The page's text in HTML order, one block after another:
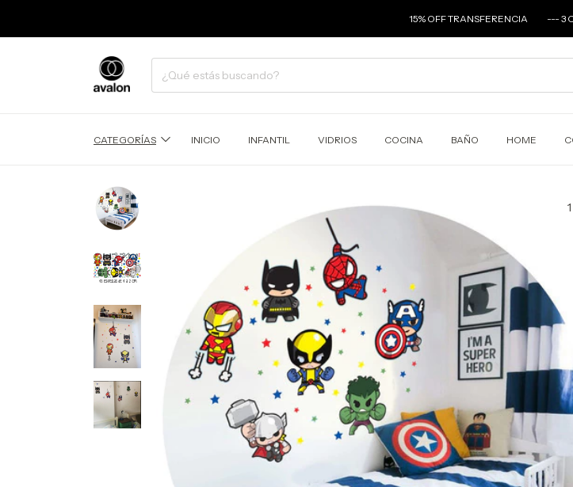
15% OFF TRANSFERENCIA --- 3 CUOTAS SIN
CATEGORÍAS INICIO INFANTIL VIDRIOS COCINA BAÑO HOME
1